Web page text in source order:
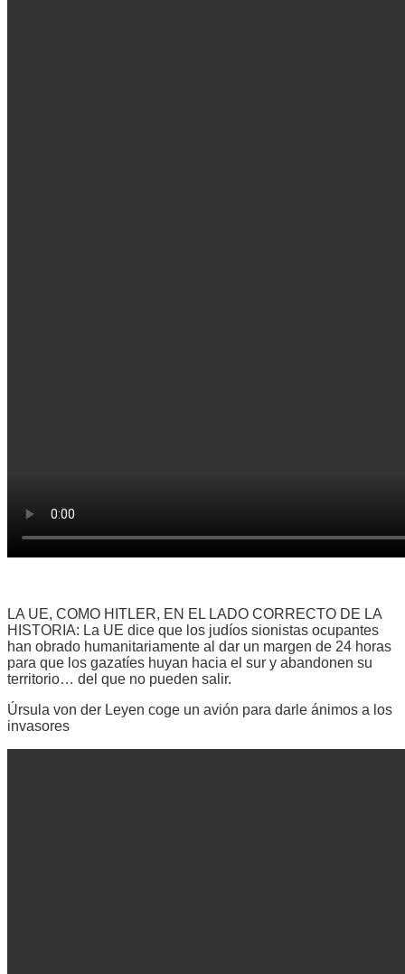
LA UE, COMO HITLER, EN EL LADO CORRECTO DE LA
HISTORIA: La UE dice que los judíos sionistas ocupantes
han obrado humanitariamente al dar un margen de 24 horas
para que los gazatíes huyan hacia el sur y abandonen su
territorio… del que no pueden salir.
Úrsula von der Leyen coge un avión para darle ánimos a los
invasores